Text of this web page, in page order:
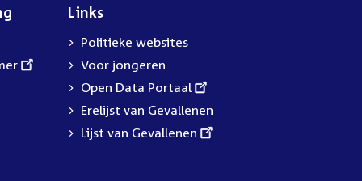
Links
Politieke websites
Voor jongeren
External
link:
Open Data Portaal
Erelijst van Gevallenen
External
Lijst van Gevallenen